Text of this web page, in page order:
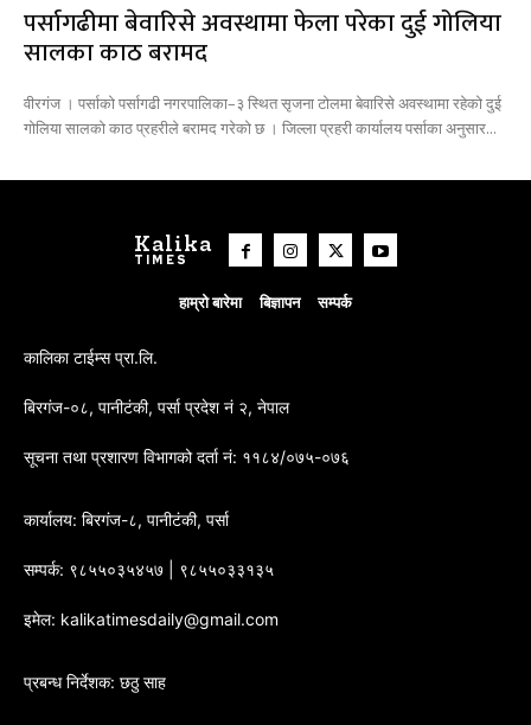
पर्सागढीमा बेवारिसे अवस्थामा फेला परेका दुई गोलिया
सालका काठ बरामद
वीरगंज । पर्साको पर्सागढी नगरपालिका–३ स्थित सृजना टोलमा बेवारिसे अवस्थामा रहेको दुई
गोलिया सालको काठ प्रहरीले बरामद गरेको छ । जिल्ला प्रहरी कार्यालय पर्साका अनुसार...
Kalika
TIMES
हाम्रो बारेमा बिज्ञापन सम्पर्क
कालिका टाईम्स प्रा.लि.
बिरगंज-०८, पानीटंकी, पर्सा प्रदेश नं २, नेपाल
सूचना तथा प्रशारण विभागको दर्ता नं: ११८४/०७५-०७६
कार्यालय: बिरगंज-८, पानीटंकी, पर्सा
सम्पर्क: ९८५५०३५४५७ | ९८५५०३३१३५
इमेल: kalikatimesdaily@gmail.com
प्रबन्ध निर्देशक: छठु साह